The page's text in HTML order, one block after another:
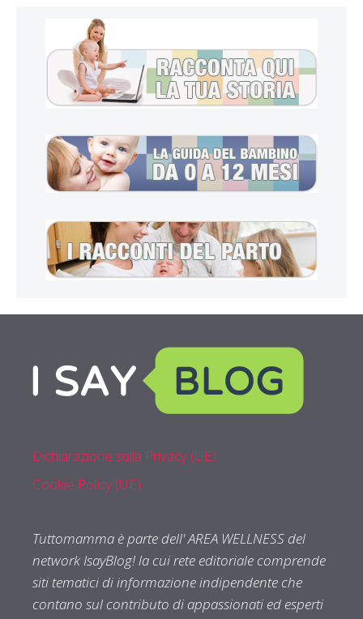
Dichiarazione sulla Privacy (UE)
Cookie Policy (UE)
Tuttomamma è parte dell' AREA WELLNESS del
network IsayBlog! la cui rete editoriale comprende
siti tematici di informazione indipendente che
contano sul contributo di appassionati ed esperti